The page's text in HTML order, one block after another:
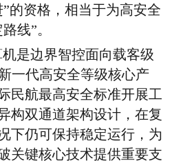
的资格，相当于为高安全
线”。
机是边界智控面向载客级
一代高安全等级核心产
民航最高安全标准开展工
构双通道架构设计，在复
下仍可保持稳定运行，为
关键核心技术提供重要支